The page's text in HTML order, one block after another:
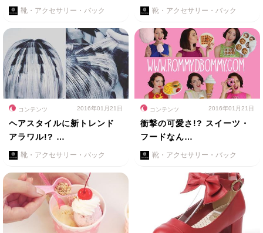
靴・アクセサリー・バック 靴・アクセサリー・バック
コンテンツ 2016年01月21日
ヘアスタイルに新トレンド
アラワル!? …
靴・アクセサリー・バック
コンテンツ 2016年01月21日
衝撃の可愛さ!? スイーツ・
フードなん…
靴・アクセサリー・バック